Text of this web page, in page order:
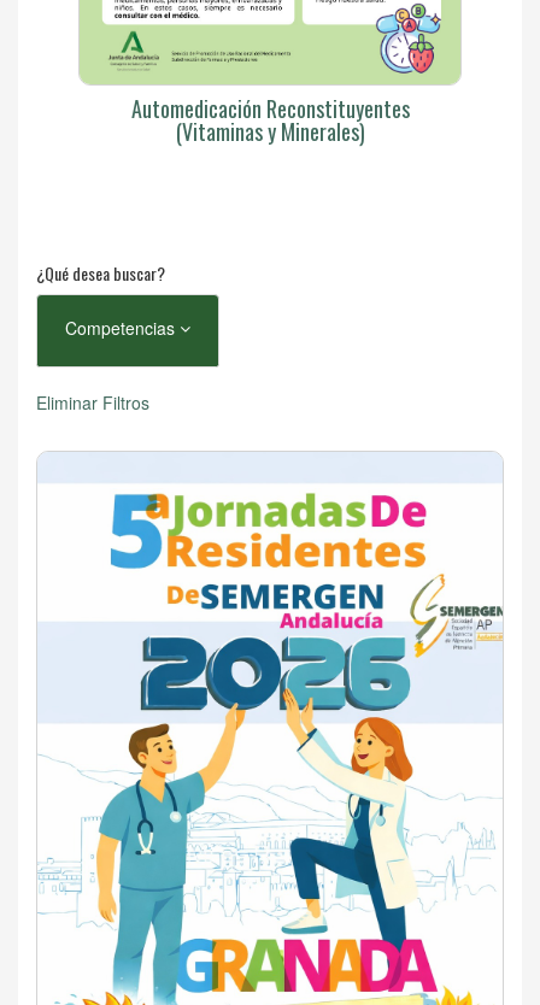
Automedicación Reconstituyentes
(Vitaminas y Minerales)
¿Qué desea buscar?
Competencias
Eliminar Filtros